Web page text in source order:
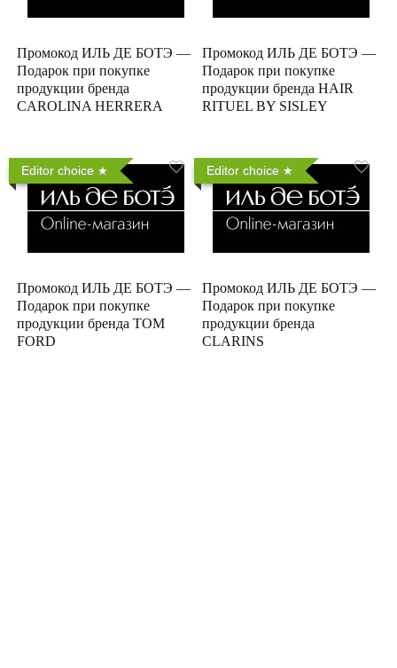
Промокод ИЛЬ ДЕ БОТЭ —
Подарок при покупке
продукции бренда
CAROLINA HERRERA
Промокод ИЛЬ ДЕ БОТЭ —
Подарок при покупке
продукции бренда HAIR
RITUEL BY SISLEY
Editor choice
Промокод ИЛЬ ДЕ БОТЭ —
Подарок при покупке
продукции бренда TOM
FORD
Editor choice
Промокод ИЛЬ ДЕ БОТЭ —
Подарок при покупке
продукции бренда
CLARINS